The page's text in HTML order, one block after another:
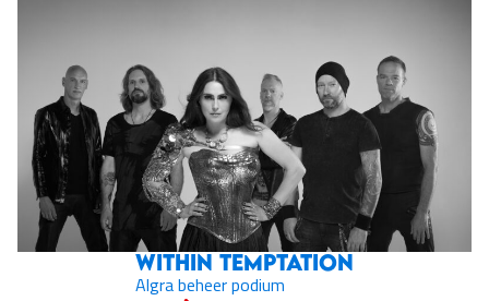
Within Temptation
Algra beheer podium